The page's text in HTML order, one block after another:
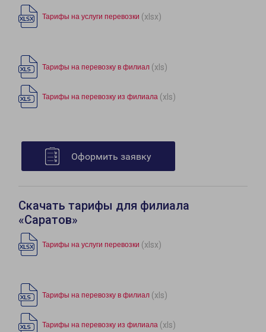
Тарифы на услуги перевозки (xlsx)
Тарифы на перевозку в филиал (xls)
Тарифы на перевозку из филиала (xls)
Оформить заявку
Скачать тарифы для филиала
«Саратов»
Тарифы на услуги перевозки (xlsx)
Тарифы на перевозку в филиал (xls)
Тарифы на перевозку из филиала (xls)